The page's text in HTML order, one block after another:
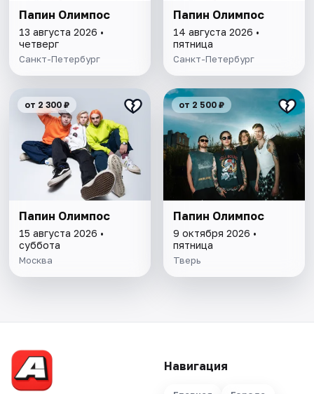
Папин Олимпос
13 августа 2026 •
четверг
Санкт-Петербург
Папин Олимпос
14 августа 2026 •
пятница
Санкт-Петербург
от 2 300 ₽
Папин Олимпос
15 августа 2026 •
суббота
Москва
от 2 500 ₽
Папин Олимпос
9 октября 2026 •
пятница
Тверь
Навигация